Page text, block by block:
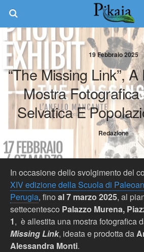
19 Febbraio 2025
“The Missing Link”,
Mostra
Selvatica E
Redazione
In occasione dello svolgimento del
XIV edizione della Scuola di
Perugia, fino al 7 marzo 2025, al
settecentesco Palazzo Murena,
1, è allestita una mostra fotografica
Missing Link, ideata e prodotta da
Alessandra Monti.